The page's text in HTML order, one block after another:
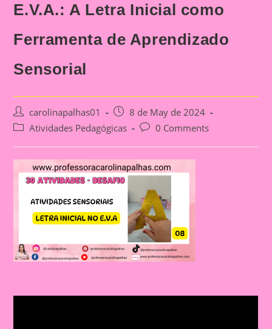
E.V.A.: A Letra Inicial como
Ferramenta de Aprendizado
Sensorial
Post
author:
carolinapalhas01
Post
published:
8 de May de 2024
PostAtividades Pedagógicas
Post0 Comments